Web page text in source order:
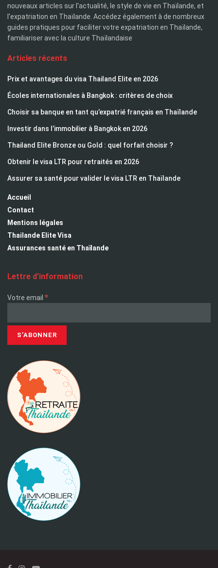
nouveaux articles sur l'actualité, le style de vie en Thaïlande, et
l'expatriation en Thaïlande. Accédez également à de nombreux
guides pratiques pour faciliter votre expatriation en Thaïlande,
familiariser avec la culture Thaïlandaise
Articles récents
Prix et avantages du visa Thailand Elite en 2026
Écoles internationales à Bangkok : critères de choix
Choisir sa banque en tant qu’expatrié français en Thaïlande
Investir dans l’immobilier à Bangkok en 2026
Thailand Elite Bronze ou Gold : quel forfait choisir ?
Obtenir le visa LTR pour retraités en 2026
Assurer sa santé pour valider le visa LTR en Thaïlande
Accueil
Contact
Mentions légales
Thailande Elite Visa
Assurances santé en Thaïlande
Lettre d’information
Votre email *